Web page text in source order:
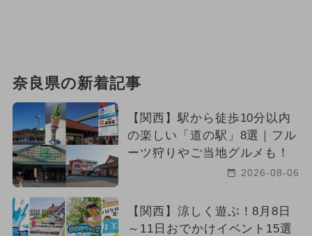
奈良県の新着記事
【関西】駅から徒歩10分以内
の楽しい「道の駅」8選｜フル
ーツ狩りやご当地グルメも！
2026-08-06
【関西】涼しく遊ぶ！8月8日
～11日おでかけイベント15選